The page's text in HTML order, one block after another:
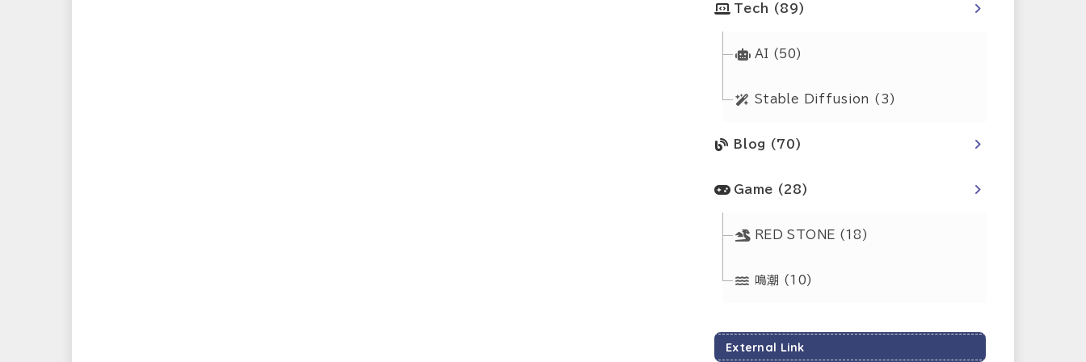
Tech (89)
AI (50)
Stable Diffusion (3)
Blog (70)
Game (28)
RED STONE (18)
鳴潮 (10)
External Link